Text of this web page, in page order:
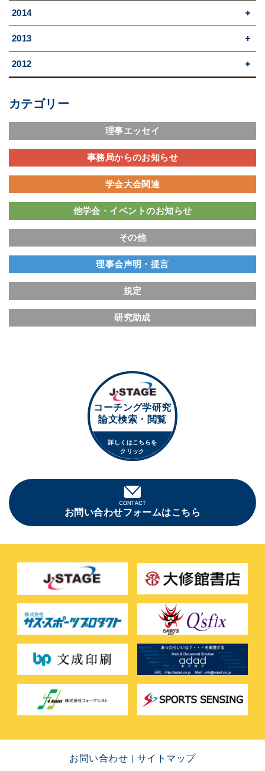
2014
2013
2012
カテゴリー
理事エッセイ
事務局からのお知らせ
学会大会関連
他学会・イベントのお知らせ
その他
理事会声明・提言
規定
研究助成
コーチング学研究
論文検索・閲覧
詳しくはこちらを
クリック
お問い合わせフォームはこちら
お問い合わせ サイトマップ